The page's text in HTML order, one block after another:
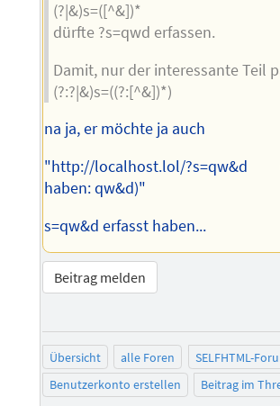
(?|&)s=([^&])*
dürfte ?s=qwd erfassen.
Damit, nur der interessante Teil
(?:?|&)s=((?:[^&])*)
na ja, er möchte ja auch
"http://localhost.lol/?s=qw&d
haben: qw&d)"
s=qw&d erfasst haben...
Beitrag melden
Übersicht alle Foren SELFHTML-
Benutzerkonto erstellen
Beitrag im